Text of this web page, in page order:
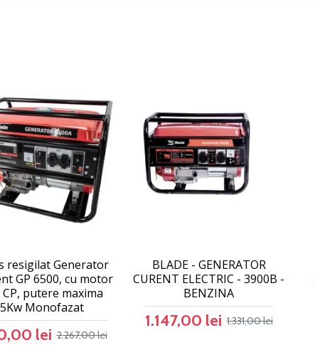
resigilat Generator
GP 6500, cu motor
CP, putere maxima
Monofazat
lei 2.267,00 lei
BLADE - GENERATOR
CURENT ELECTRIC - 3900B -
BENZINA
1.147,00 lei 1.331,00 lei